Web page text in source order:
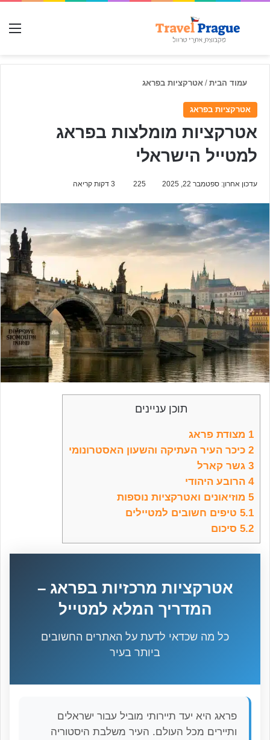
חפש עבור
עמוד הבית / אטרקציות בפראג
אטרקציות בפראג
אטרקציות מומלצות בפראג
למטייל הישראלי
עדכון אחרון: ספטמבר 22, 2025 225
תוכן עניינים
1 מצודת פראג
2 כיכר העיר העתיקה והשעון האסטרונומי
3 גשר קארל
4 הרובע היהודי
5 מוזיאונים ואטרקציות נוספות
5.1 טיפים חשובים למטיילים
5.2 סיכום
אטרקציות מרכזיות בפראג –
המדריך המלא למטייל
כל מה שכדאי לדעת על האתרים החשובים
ביותר בעיר
פראג היא יעד תיירותי מוביל עבור ישראלים
ותיירים מכל העולם. העיר משלבת היסטוריה